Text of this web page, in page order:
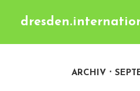
ARCHIV